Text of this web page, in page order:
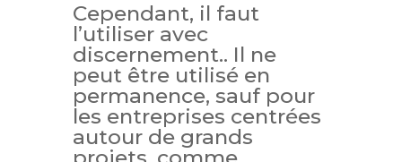
Cependant, il faut
l’utiliser avec
discernement.. Il ne
peut être utilisé en
permanence, sauf pour
les entreprises centrées
autour de grands